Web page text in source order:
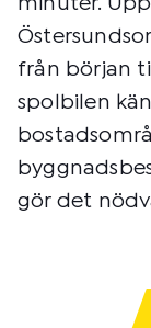
från början
spolbilen
gör det